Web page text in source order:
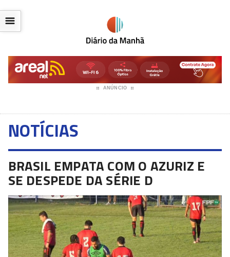
ANÚNCIO
☰
NOTÍCIAS
BRASIL EMPATA COM O AZURIZ E
SE DESPEDE DA SÉRIE D